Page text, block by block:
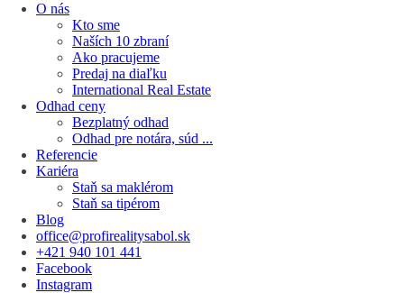
O nás
Kto sme
Naších 10 zbraní
Ako pracujeme
Predaj na diaľku
International Real Estate
Odhad ceny
Bezplatný odhad
Odhad pre notára, súd ...
Referencie
Kariéra
Staň sa maklérom
Staň sa tipérom
Blog
office@profirealitysabol.sk
+421 940 101 441
Facebook
Instagram